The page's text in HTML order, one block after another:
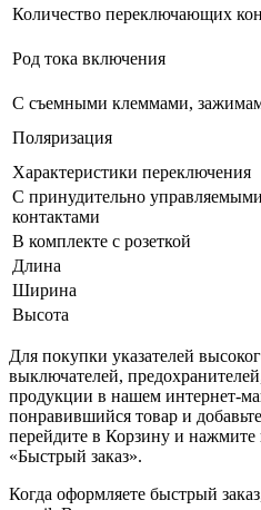
Количество переключающих
Род тока включения
С съемными клеммами,
Поляризация
Характеристики переключения
С принудительно управляемыми
контактами
В комплекте с розеткой
Длина
Ширина
Высота
Для покупки указателей
выключателей,
продукции в нашем интернет-
понравившийся товар и
перейдите в Корзину и
«Быстрый заказ».
Когда оформляете быстрый